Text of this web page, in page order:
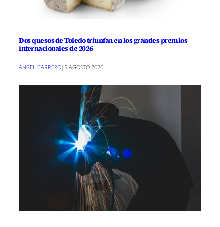
Dos quesos de Toledo triunfan en los grandes premios
internacionales de 2026
ANGEL CARRERO| 5 AGOSTO 2026